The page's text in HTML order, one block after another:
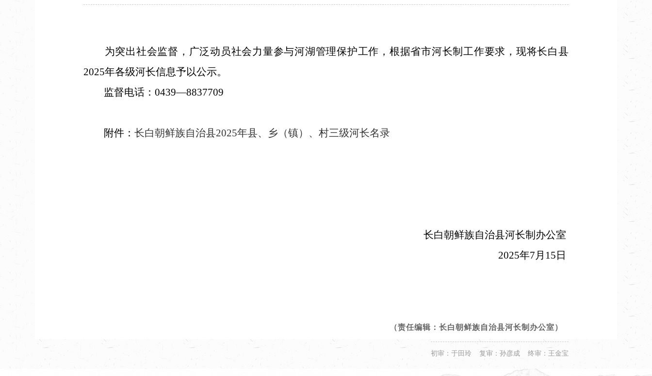
为突出社会监督，广泛动员社会力量参与河湖管理保护工作，根据省市河长制工作要求，现将长白县
2025年各级河长信息予以公示。
监督电话：0439—8837709
附件： 长白朝鲜族自治县2025年县、乡（镇）、村三级河长名录
长白朝鲜族自治县河长制办公室
2025年7月15日
（责任编辑：长白朝鲜族自治县河长制办公室）
初审：于田玲 复审：孙彦成 终审：王金宝